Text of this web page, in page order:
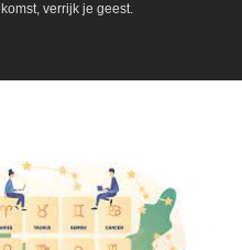
verrijk je geest.